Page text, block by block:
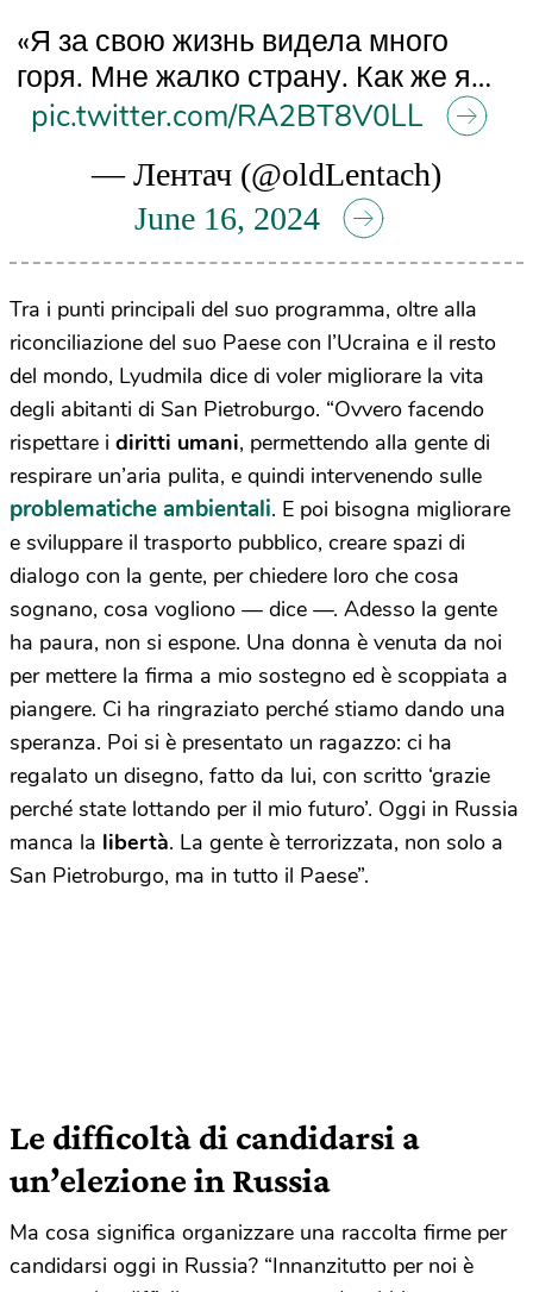
«Я за свою жизнь видела много
горя. Мне жалко страну. Как же я…
pic.twitter.com/RA2BT8V0LL
— Лентач (@oldLentach)
June 16, 2024
Tra i punti principali del suo programma, oltre alla
riconciliazione del suo Paese con l’Ucraina e il resto
del mondo, Lyudmila dice di voler migliorare la vita
degli abitanti di San Pietroburgo. “Ovvero facendo
rispettare i diritti umani, permettendo alla gente di
respirare un’aria pulita, e quindi intervenendo sulle
problematiche ambientali. E poi bisogna migliorare
e sviluppare il trasporto pubblico, creare spazi di
dialogo con la gente, per chiedere loro che cosa
sognano, cosa vogliono — dice —. Adesso la gente
ha paura, non si espone. Una donna è venuta da noi
per mettere la firma a mio sostegno ed è scoppiata a
piangere. Ci ha ringraziato perché stiamo dando una
speranza. Poi si è presentato un ragazzo: ci ha
regalato un disegno, fatto da lui, con scritto ‘grazie
perché state lottando per il mio futuro’. Oggi in Russia
manca la libertà. La gente è terrorizzata, non solo a
San Pietroburgo, ma in tutto il Paese”.
Le difficoltà di candidarsi a
un’elezione in Russia
Ma cosa significa organizzare una raccolta firme per
candidarsi oggi in Russia? “Innanzitutto per noi è